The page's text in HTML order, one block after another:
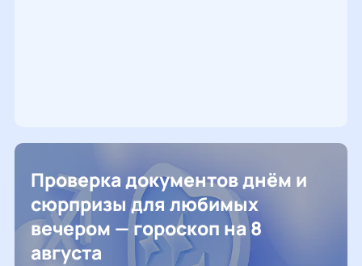
Проверка документов днём и
сюрпризы для любимых
вечером — гороскоп на 8
августа